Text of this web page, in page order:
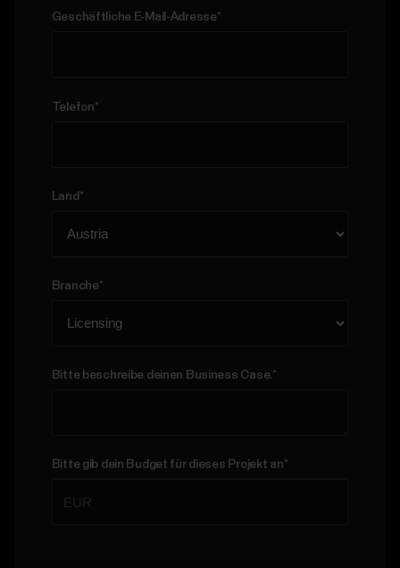
Geschäftliche E-Mail-Adresse*
Telefon*
Land *
Branche*
Bitte beschreibe deinen Business Case.*
Bitte gib dein Budget für dieses Projekt an*